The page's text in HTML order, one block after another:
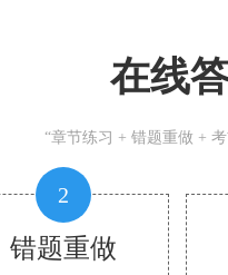
在线
“章节练习 + 错题重做 +
2
错题重做